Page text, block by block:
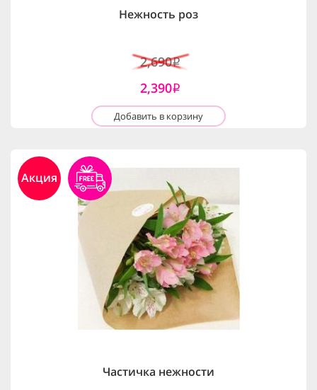
Нежность роз
2,690i
2,390i
Добавить в корзину
Акция
Частичка нежности